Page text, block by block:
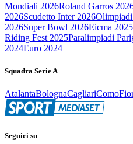
Mondiali 2026Roland Garros
2026Scudetto Inter 2026
2026Super Bowl 2026Eicma 2025
Riding Fest 2025Paralimpiadi
2024Euro 2024
Squadra Serie A
AtalantaBolognaCagliariComo
Seguici su